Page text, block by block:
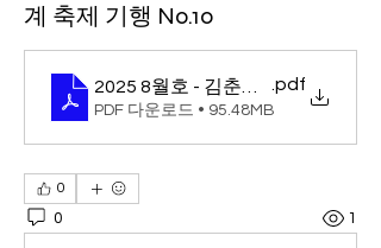
계 축제 기행 No.10
2025 8월호 - 김춘식 박사의 세계
.pdf
PDF 다운로드 • 95.48MB
0
0 1